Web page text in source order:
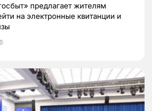
предлагает жителям
на электронные квитанции и